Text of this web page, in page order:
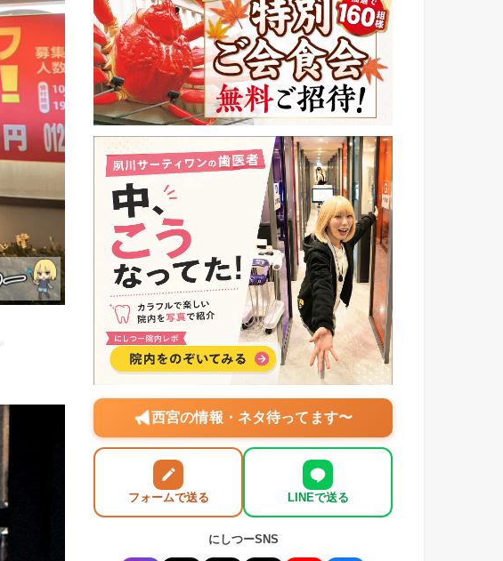
西宮の情報・ネタ待ってます〜
フォームで送る LINEで送る
にしつーSNS